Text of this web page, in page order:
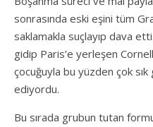
sonrasında eski eşini tüm
saklamakla suçlayıp dava
gidip Paris’e yerleşen
çocuğuyla bu yüzden çok
ediyordu.
Bu sırada grubun tutan